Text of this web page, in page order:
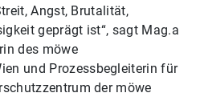
Angst, Brutalität,
geprägt ist“, sagt Mag.a
des möwe
und Prozessbegleiterin für
der möwe